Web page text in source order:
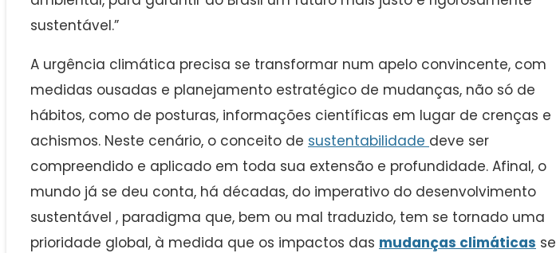
sustentável.”
A urgência climática precisa se transformar num apelo convincente, com
medidas ousadas e planejamento estratégico de mudanças, não só de
hábitos, como de posturas, informações científicas em lugar de crenças e
achismos. Neste cenário, o conceito de sustentabilidade deve ser
compreendido e aplicado em toda sua extensão e profundidade. Afinal, o
mundo já se deu conta, há décadas, do imperativo do desenvolvimento
sustentável , paradigma que, bem ou mal traduzido, tem se tornado uma
prioridade global, à medida que os impactos das mudanças climáticas se